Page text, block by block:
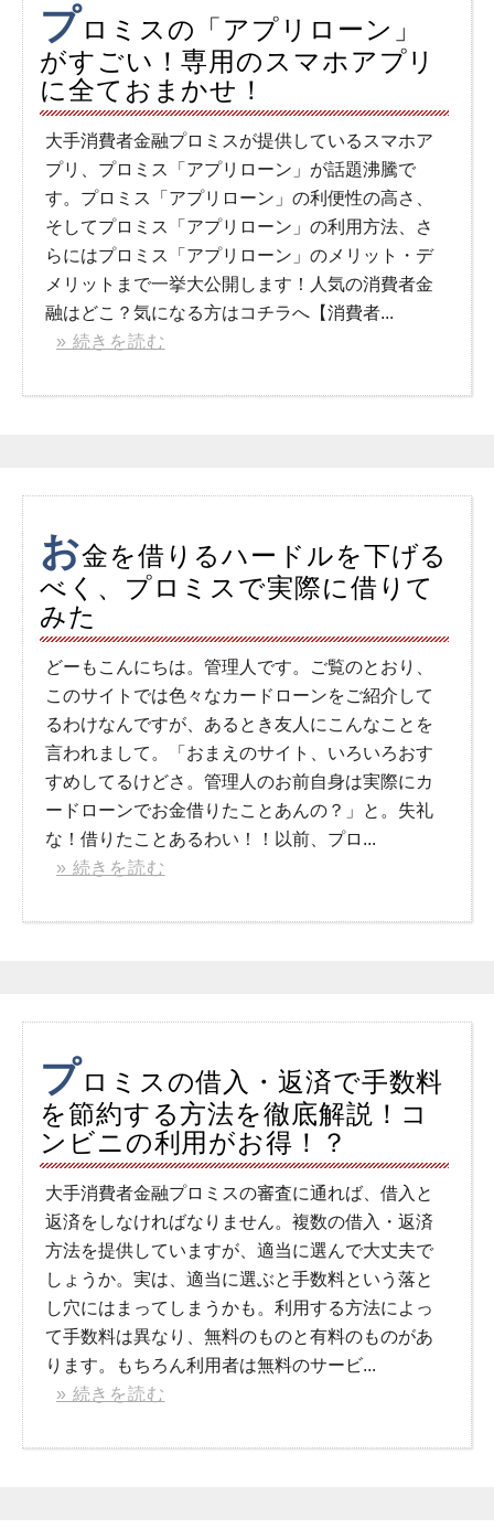
プロミスの「アプリローン」
がすごい！専用のスマホアプリ
に全ておまかせ！
大手消費者金融プロミスが提供しているスマホア
プリ、プロミス「アプリローン」が話題沸騰で
す。プロミス「アプリローン」の利便性の高さ、
そしてプロミス「アプリローン」の利用方法、さ
らにはプロミス「アプリローン」のメリット・デ
メリットまで一挙大公開します！人気の消費者金
融はどこ？気になる方はコチラへ【消費者...
» 続きを読む
お金を借りるハードルを下げる
べく、プロミスで実際に借りて
みた
どーもこんにちは。管理人です。ご覧のとおり、
このサイトでは色々なカードローンをご紹介して
るわけなんですが、あるとき友人にこんなことを
言われまして。「おまえのサイト、いろいろおす
すめしてるけどさ。管理人のお前自身は実際にカ
ードローンでお金借りたことあんの？」と。失礼
な！借りたことあるわい！！以前、プロ...
» 続きを読む
プロミスの借入・返済で手数料
を節約する方法を徹底解説！コ
ンビニの利用がお得！？
大手消費者金融プロミスの審査に通れば、借入と
返済をしなければなりません。複数の借入・返済
方法を提供していますが、適当に選んで大丈夫で
しょうか。実は、適当に選ぶと手数料という落と
し穴にはまってしまうかも。利用する方法によっ
て手数料は異なり、無料のものと有料のものがあ
ります。もちろん利用者は無料のサービ...
» 続きを読む